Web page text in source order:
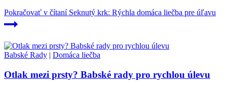
Pokračovať v čítaníSeknutý krk: Rýchla domáca liečba pre úľavu
Babské Rady | Domáca liečba
Otlak mezi prsty? Babské rady pro rychlou úlevu